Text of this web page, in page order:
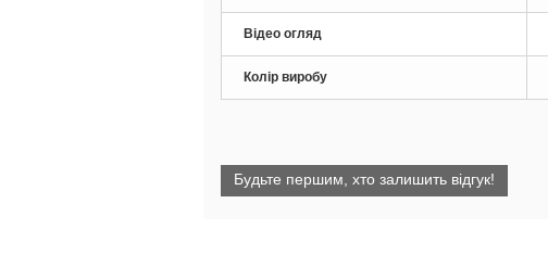
Відео огляд
Колір виробу
Будьте першим, хто залишить відгук!